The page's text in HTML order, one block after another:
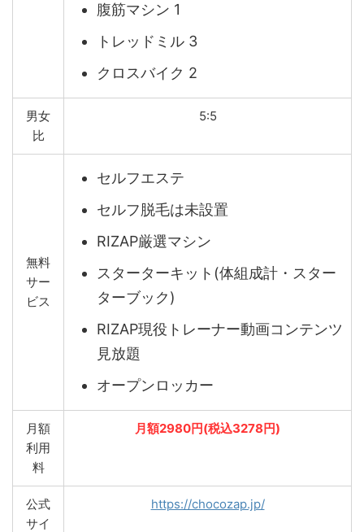
腹筋マシン 1
トレッドミル 3
クロスバイク 2
男女
比
5:5
無料
サー
ビス
セルフエステ
セルフ脱毛は未設置
RIZAP厳選マシン
スターターキット(体組成計・スター
ターブック)
RIZAP現役トレーナー動画コンテンツ
見放題
オープンロッカー
月額
利用
料
月額2980円(税込3278円)
公式
サイ
https://chocozap.jp/